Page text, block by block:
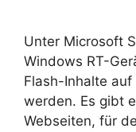
Unter Microsoft
Windows RT-
Flash-Inhalte
werden. Es gibt
Webseiten, für